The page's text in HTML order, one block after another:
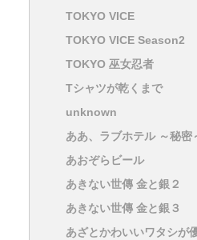
TOKYO VICE
TOKYO VICE Season2
TOKYO 巫女忍者
Tシャツが乾くまで
unknown
ああ、ラブホテル ～秘密
あおぞらビール
あきない世傳 金と銀２
あきない世傳 金と銀３
あざとかわいいワタシが